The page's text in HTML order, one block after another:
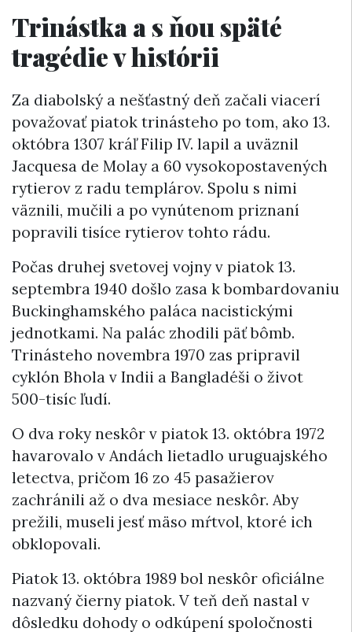
Trinástka a s ňou späté
tragédie v histórii
Za diabolský a nešťastný deň začali viacerí
považovať piatok trinásteho po tom, ako 13.
októbra 1307 kráľ Filip IV. lapil a uväznil
Jacquesa de Molay a 60 vysokopostavených
rytierov z radu templárov. Spolu s nimi
väznili, mučili a po vynútenom priznaní
popravili tisíce rytierov tohto rádu.
Počas druhej svetovej vojny v piatok 13.
septembra 1940 došlo zasa k bombardovaniu
Buckinghamského paláca nacistickými
jednotkami. Na palác zhodili päť bômb.
Trinásteho novembra 1970 zas pripravil
cyklón Bhola v Indii a Bangladéši o život
500-tisíc ľudí.
O dva roky neskôr v piatok 13. októbra 1972
havarovalo v Andách lietadlo uruguajského
letectva, pričom 16 zo 45 pasažierov
zachránili až o dva mesiace neskôr. Aby
prežili, museli jesť mäso mŕtvol, ktoré ich
obklopovali.
Piatok 13. októbra 1989 bol neskôr oficiálne
nazvaný čierny piatok. V teň deň nastal v
dôsledku dohody o odkúpení spoločnosti